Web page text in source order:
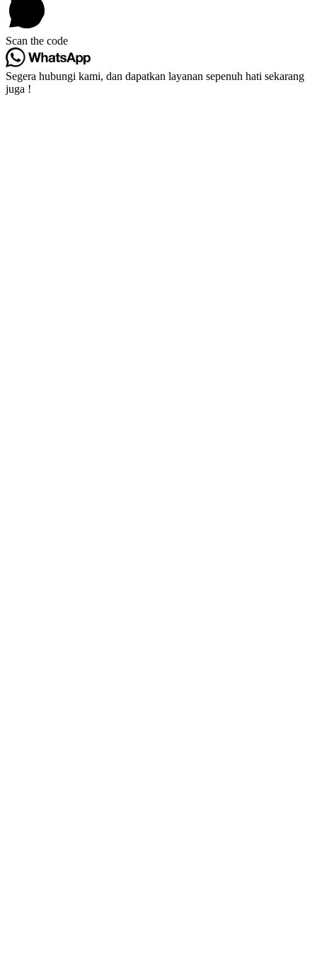
Scan the code
Segera hubungi kami, dan dapatkan layanan sepenuh hati sekarang
juga !